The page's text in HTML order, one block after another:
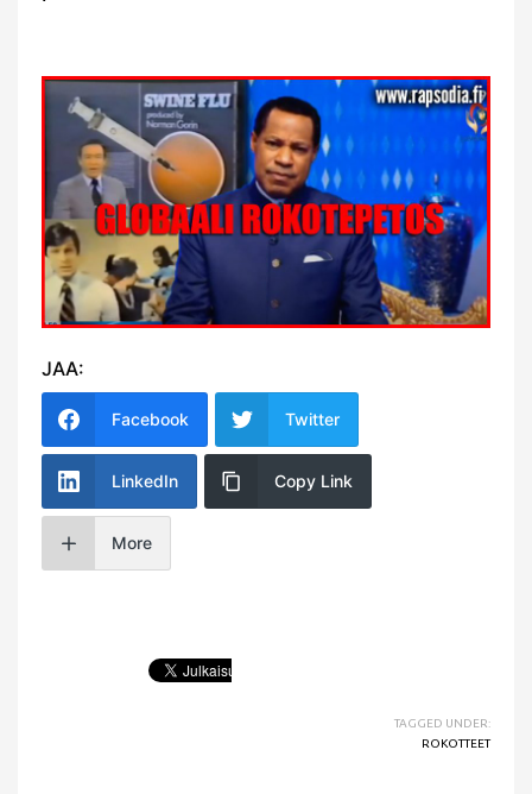
JAA:
Facebook Twitter
LinkedIn Copy Link
More
TAGGED UNDER:
ROKOTTEET